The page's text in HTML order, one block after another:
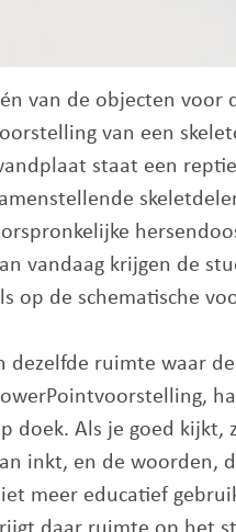
van de objecten voor
van een
staat een
vandaag krijgen de
op de schematische
dezelfde ruimte waar
doek. Als je goed
inkt, en de woorden,
meer educatief